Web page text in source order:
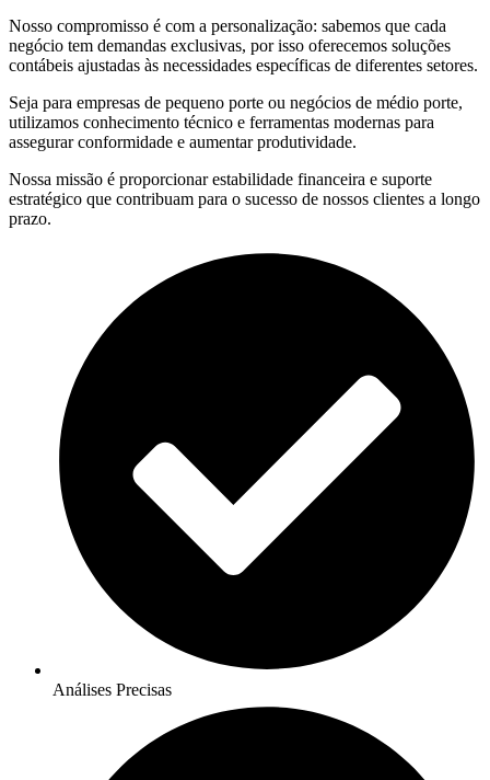
Nosso compromisso é com a personalização: sabemos que cada
negócio tem demandas exclusivas, por isso oferecemos soluções
contábeis ajustadas às necessidades específicas de diferentes setores.
Seja para empresas de pequeno porte ou negócios de médio porte,
utilizamos conhecimento técnico e ferramentas modernas para
assegurar conformidade e aumentar produtividade.
Nossa missão é proporcionar estabilidade financeira e suporte
estratégico que contribuam para o sucesso de nossos clientes a longo
prazo.
Análises Precisas